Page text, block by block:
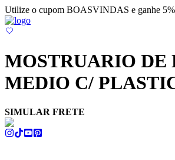
Utilize o cupom BOASVINDAS e ganhe 5%
MOSTRUARIO DE
MEDIO C/
SIMULAR FRETE